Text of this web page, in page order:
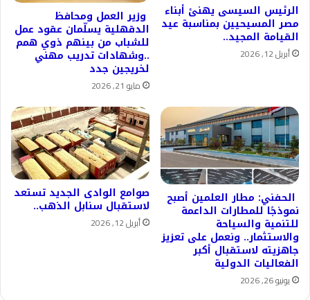
الرئيس السيسى يهنئ أبناء
مصر المسيحيين بمناسبة عيد
القيامة المجيد..
أبريل 12, 2026
وزير العمل ومحافظ
الدقهلية يسلّمان عقود عمل
للشباب من بينهم ذوي همم
..وشهادات تدريب مهني
لخريجين جدد
مايو 21, 2026
الحفني: مطار العلمين أصبح
نموذجًا للمطارات الداعمة
للتنمية والسياحة
والاستثمار.. ونعمل على تعزيز
جاهزيته لاستقبال أكبر
الفعاليات الدولية
يونيو 26, 2026
صوامع الوادى الجديد تستعد
لاستقبال سنابل الذهب..
أبريل 12, 2026